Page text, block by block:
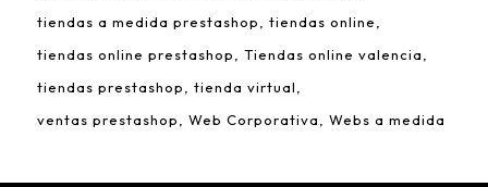
tiendas a medida prestashop
tiendas online
tiendas online prestashop
Tiendas online valencia
tiendas prestashop
tienda virtual
ventas prestashop
Web Corporativa Webs a medida